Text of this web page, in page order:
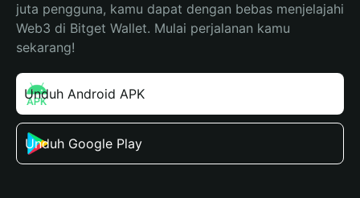
juta pengguna, kamu dapat dengan bebas menjelajahi
Web3 di Bitget Wallet. Mulai perjalanan kamu
sekarang!
Unduh Android APK
Unduh Google Play